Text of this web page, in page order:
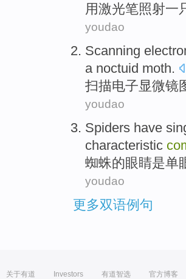
用激光笔照射一
youdao
Scanning
a noctuid moth.
扫描电子显微镜
youdao
Spiders have
characteristic
蜘蛛的眼睛是单
youdao
更多双语例句
关于有道 Investors 有道智选 官方博客